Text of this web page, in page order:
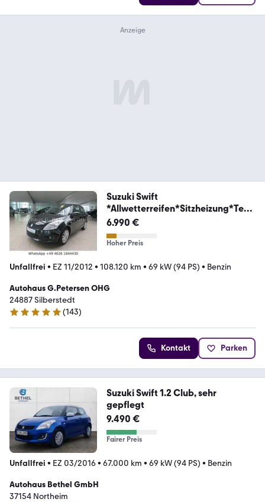
Suzuki Swift
*Allwetterreifen*Sitzheizung*Tem
pomat*Klim
6.990 €
Hoher Preis
Unfallfrei • EZ 11/2012 • 108.120 km • 69 kW (94 PS) • Benzin
Autohaus G.Petersen OHG
24887 Silberstedt
4.9 Sterne
(143)
Kontakt Parken
Suzuki Swift 1.2 Club, sehr
gepflegt
9.490 €
Fairer Preis
Unfallfrei • EZ 03/2016• 67.000 km • 69 kW (94 PS) • Benzin
Autohaus Bethel GmbH
37154 Northeim